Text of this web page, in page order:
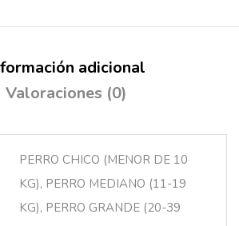
adicional
Valoraciones (0)
PERRO CHICO (MENOR DE 10
KG), PERRO MEDIANO (11-19
KG), PERRO GRANDE (20-39